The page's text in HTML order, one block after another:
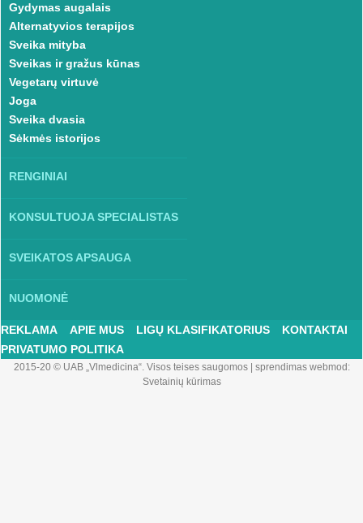
Gydymas augalais
Alternatyvios terapijos
Sveika mityba
Sveikas ir gražus kūnas
Vegetarų virtuvė
Joga
Sveika dvasia
Sėkmės istorijos
RENGINIAI
KONSULTUOJA SPECIALISTAS
SVEIKATOS APSAUGA
NUOMONĖ
REKLAMA APIE MUS LIGŲ KLASIFIKATORIUS
KONTAKTAI
PRIVATUMO POLITIKA
2015-20 © UAB „Vlmedicina“. Visos teises saugomos| sprendimas webmod:
Svetainių kūrimas